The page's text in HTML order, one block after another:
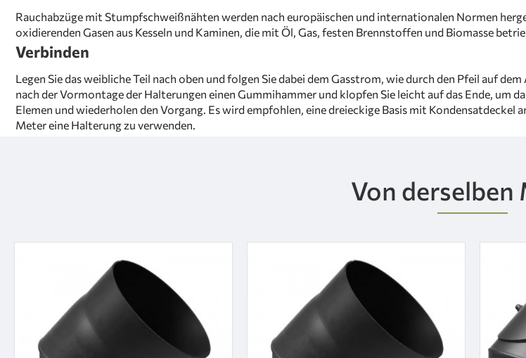
Rauchabzüge mit Stumpfschweißnähten werden nach europäischen und internationalen Normen
oxidierenden Gasen aus Kesseln und Kaminen, die mit Öl, Gas, festen Brennstoffen und Biomasse
Verbinden
Legen Sie das weibliche Teil nach oben und folgen Sie dabei dem Gasstrom, wie durch den Pfeil auf
nach der Vormontage der Halterungen einen Gummihammer und klopfen Sie leicht auf das Ende, um
Elemen und wiederholen den Vorgang. Es wird empfohlen, eine dreieckige Basis mit Kondensatdeckel
Meter eine Halterung zu verwenden.
Von derselben